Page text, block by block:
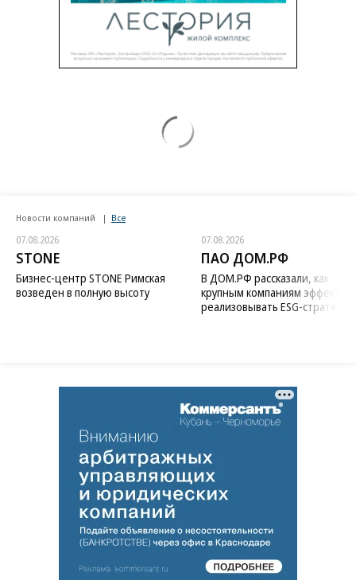
Новости компаний Все
07.08.2026
STONE
Бизнес-центр STONE Римская
возведен в полную высоту
07.08.2026
ПАО ДОМ.РФ
В ДОМ.РФ рассказали, как
крупным компаниям
реализовывать ESG-стратегию